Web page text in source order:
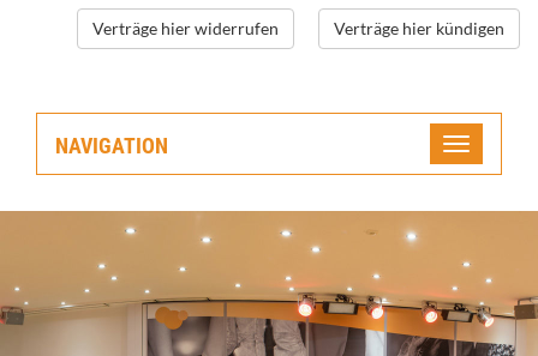
Verträge hier widerrufen Verträge hier kündigen
NAVIGATION
Toggle